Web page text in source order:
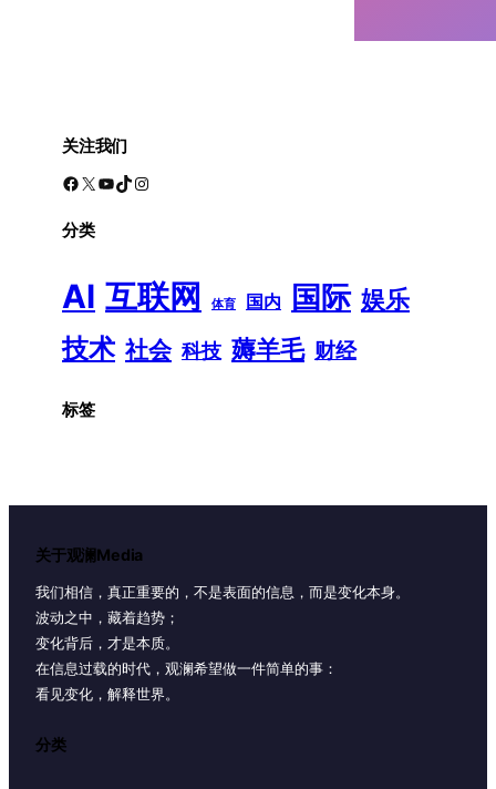
关注我们
Facebook X YouTube TikTok Instagram
分类
AI 互联网 体育 国内 国际 娱乐
技术 社会 科技 薅羊毛 财经
标签
关于观澜Media
我们相信，真正重要的，不是表面的信息，而是变化本身。
波动之中，藏着趋势；
变化背后，才是本质。
在信息过载的时代，观澜希望做一件简单的事：
看见变化，解释世界。
分类